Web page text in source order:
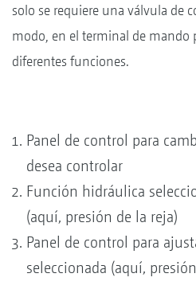
solo se requiere una válvula de
modo, en el terminal de mando
diferentes funciones.
Panel de control para
desea controlar
Función hidráulica
(aquí, presión de la reja)
Panel de control para
seleccionada (aquí,